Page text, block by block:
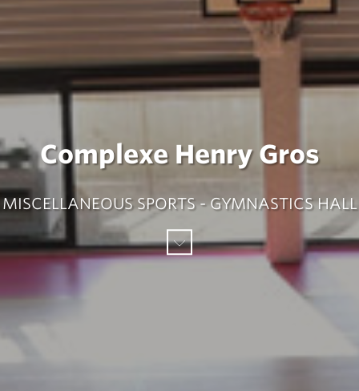
Complexe Henry Gros
MISCELLANEOUS SPORTS - GYMNASTICS HALL